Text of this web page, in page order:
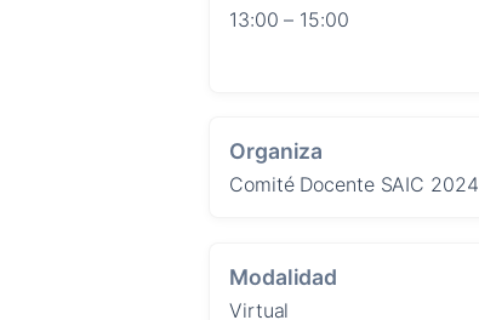
13:00 – 15:00
Organiza
Comité Docente SAIC 2024
Modalidad
Virtual